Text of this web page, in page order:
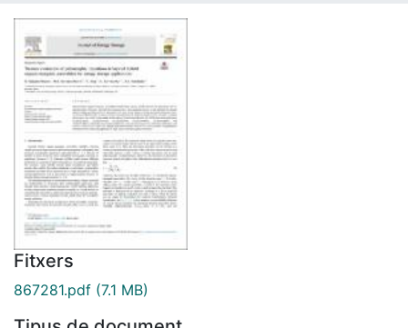
Fitxers
867281.pdf (7.1 MB)